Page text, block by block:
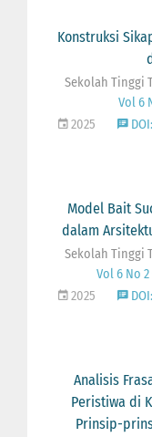
Konstruksi
Sekolah Tinggi
Vol 6
2025
Model Bait
dalam
Sekolah Tinggi
Vol 6 No 2
2025
Analisis Frasa
Peristiwa di
Prinsip-